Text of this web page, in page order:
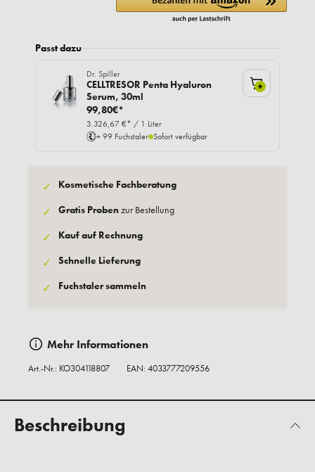
Passt dazu
Dr. Spiller
CELLTRESOR Penta Hyaluron
Serum, 30ml
99,80€*
3.326,67 €* / 1 Liter
+ 99 Fuchstaler Sofort verfügbar
+
✓ Kosmetische Fachberatung
✓ Gratis Probenzur Bestellung
✓ Kauf auf Rechnung
✓ Schnelle Lieferung
✓ Fuchstaler sammeln
Mehr Informationen
Art.-Nr.: KO304118807 EAN: 4033777209556
Beschreibung